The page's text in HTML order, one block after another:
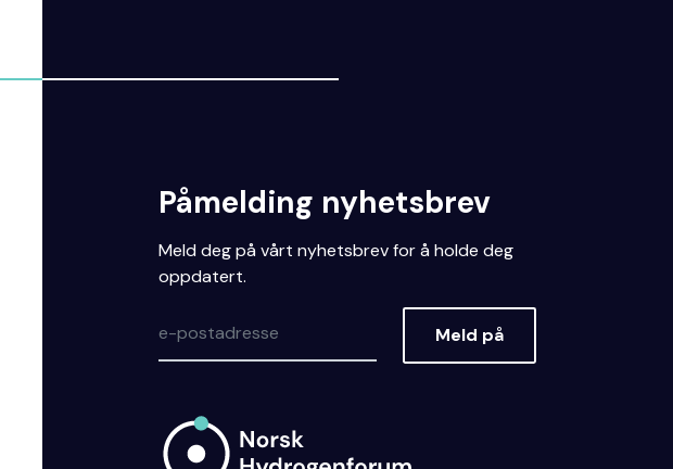
Påmelding nyhetsbrev
Meld deg på vårt nyhetsbrev for å holde deg
oppdatert.
Meld på